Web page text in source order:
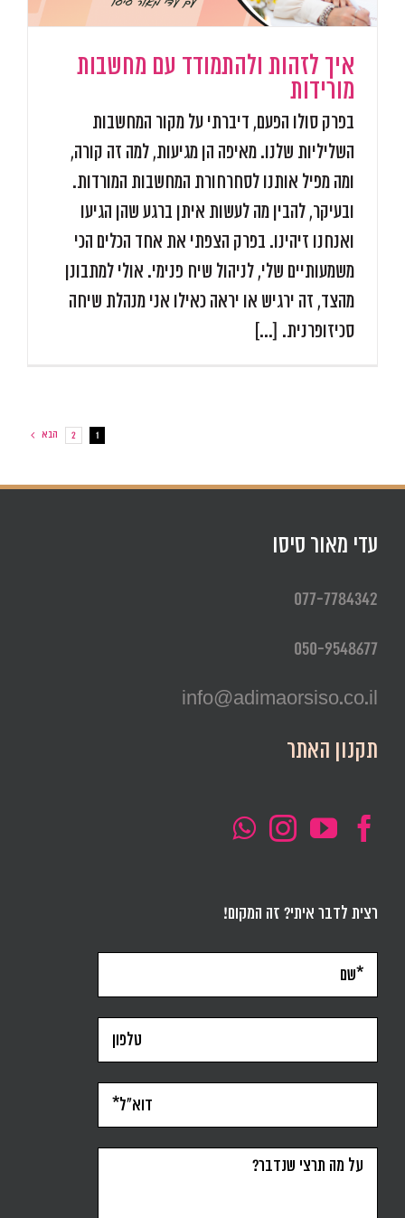
איך לזהות ולהתמודד עם מחשבות
מורידות
בפרק סולו הפעם, דיברתי על מקור המחשבות
השליליות שלנו. מאיפה הן מגיעות, למה זה קורה,
ומה מפיל אותנו לסחרחורת המחשבות המורדות.
ובעיקר, להבין מה לעשות איתן ברגע שהן הגיעו
ואנחנו זיהינו. בפרק הצפתי את אחד הכלים הכי
משמעותיים שלי, לניהול שיח פנימי. אולי למתבונן
מהצד, זה ירגיש או יראה כאילו אני מנהלת שיחה
סכיזופרנית. [...]
1
2 הבא
עדי מאור סיסו
077-7784342
050-9548677
info@adimaorsiso.co.il
תקנון האתר
רצית לדבר איתי? זה המקום!